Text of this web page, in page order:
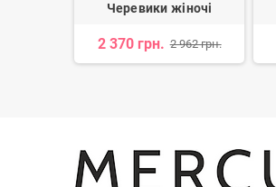
Черевики жіночі
2 370 грн. 2 962 грн.